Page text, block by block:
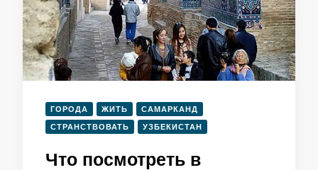
ГОРОДА ЖИТЬ САМАРКАНД
СТРАНСТВОВАТЬ УЗБЕКИСТАН
Что посмотреть в